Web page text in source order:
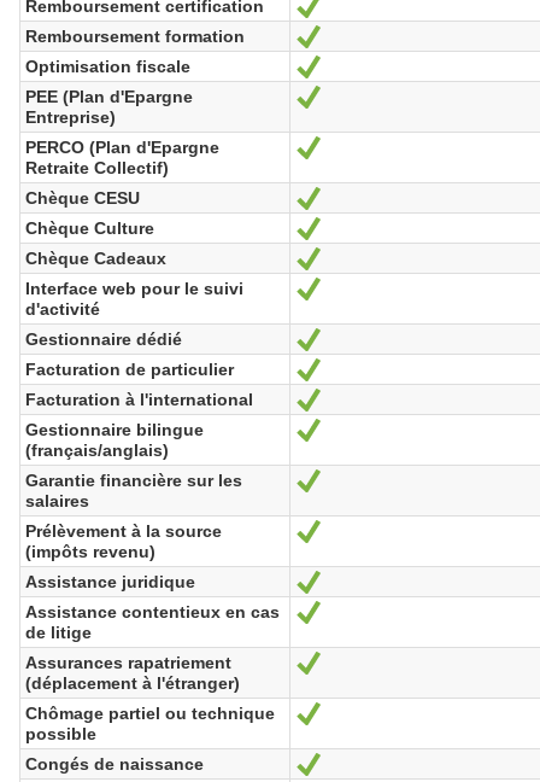
Remboursement certification
Yes
Remboursement formation
Yes
Optimisation fiscale
Yes
PEE (Plan d'Epargne
Entreprise)
Yes
PERCO (Plan d'Epargne
Retraite Collectif)
Yes
Chèque CESU
Yes
Chèque Culture
Yes
Chèque Cadeaux
Yes
Interface web pour le suivi
d'activité
Yes
Gestionnaire dédié
Yes
Facturation de particulier
Yes
Facturation à l'international
Yes
Gestionnaire bilingue
(français/anglais)
Yes
Garantie financière sur les
salaires
Yes
Prélèvement à la source
(impôts revenu)
Yes
Assistance juridique
Yes
Assistance contentieux en cas
de litige
Yes
Assurances rapatriement
(déplacement à l'étranger)
Yes
Chômage partiel ou technique
possible
Yes
Congés de naissance
Yes